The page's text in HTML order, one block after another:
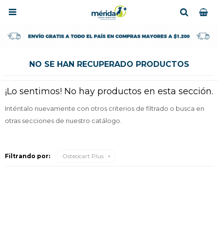

NO SE HAN RECUPERADO PRODUCTOS
¡Lo sentimos! No hay productos en esta sección.
Inténtalo nuevamente con otros criterios de filtrado o busca en
otras secciones de nuestro catálogo.
Filtrando por: Osteocart Plus